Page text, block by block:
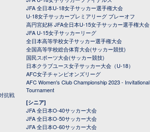
抗戦
JFA 全日本U-18女子サッカー選手権大会
U-18女子サッカープレミアリーグ プレーオフ
高円宮妃杯 JFA全日本U-15女子サッカー選手権大会
JFA U-15女子サッカーリーグ
全日本高等学校女子サッカー選手権大会
全国高等学校総合体育大会(サッカー競技)
国民スポーツ大会(サッカー競技)
日本クラブユース女子サッカー大会（U-18）
AFC女子チャンピオンズリーグ
AFC Women's Club Championship 2023 - Invitational
Tournament
[シニア]
JFA 全日本O-40サッカー大会
JFA 全日本O-50サッカー大会
JFA 全日本O-60サッカー大会